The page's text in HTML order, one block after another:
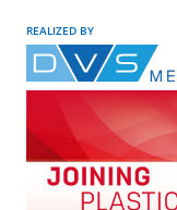
REALIZED BY